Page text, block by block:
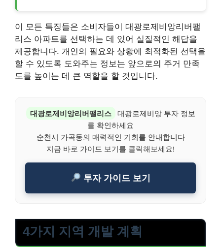
이 모든 특징들은 소비자들이 대광로제비앙리버팰
리스 아파트를 선택하는 데 있어 실질적인 해답을
제공합니다. 개인의 필요와 상황에 최적화된 선택을
할 수 있도록 도와주는 정보는 앞으로의 주거 만족
도를 높이는 데 큰 역할을 할 것입니다.
대광로제비앙리버팰리스
대광로제비앙 투자 정보
를 확인하세요
순천시 가곡동의 매력적인 기회를 안내합니다
지금 바로 가이드 보기를 클릭해보세요!
투자 가이드 보기
4가지 지역 개발 계획